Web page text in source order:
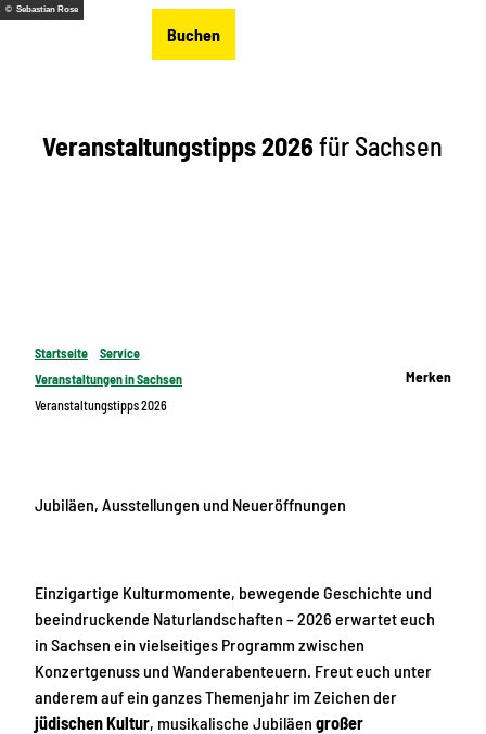
Z
Buchen
© Sebastian Rose
Veranstaltungstipps 2026für Sachsen
Startseite
Service
Veranstaltungen in Sachsen
Veranstaltungstipps 2026
Merken
Jubiläen, Ausstellungen und Neueröffnungen
Einzigartige Kulturmomente, bewegende Geschichte und
beeindruckende Naturlandschaften – 2026 erwartet euch
in Sachsen ein vielseitiges Programm zwischen
Konzertgenuss und Wanderabenteuern. Freut euch unter
anderem auf ein ganzes Themenjahr im Zeichen der
jüdischen Kultur, musikalische Jubiläen großer